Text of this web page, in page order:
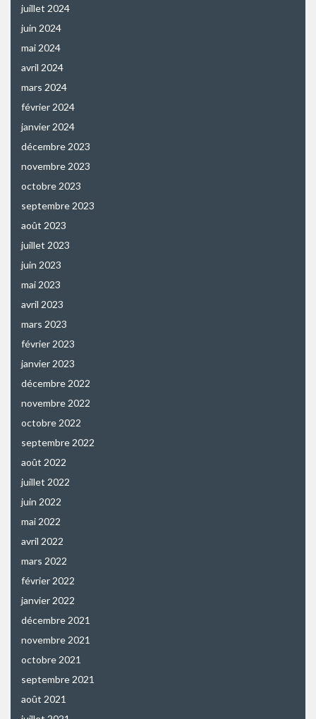
juillet 2024
juin 2024
mai 2024
avril 2024
mars 2024
février 2024
janvier 2024
décembre 2023
novembre 2023
octobre 2023
septembre 2023
août 2023
juillet 2023
juin 2023
mai 2023
avril 2023
mars 2023
février 2023
janvier 2023
décembre 2022
novembre 2022
octobre 2022
septembre 2022
août 2022
juillet 2022
juin 2022
mai 2022
avril 2022
mars 2022
février 2022
janvier 2022
décembre 2021
novembre 2021
octobre 2021
septembre 2021
août 2021